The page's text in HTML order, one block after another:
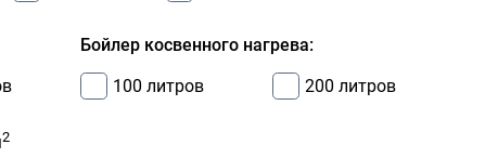
Бойлер косвенного нагрева:
100 литров 200 литров
2